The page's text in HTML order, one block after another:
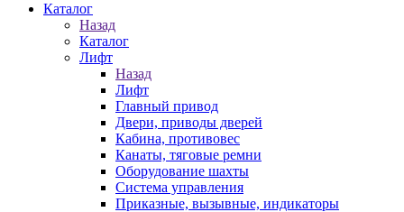
Каталог
Назад
Каталог
Лифт
Назад
Лифт
Главный привод
Двери, приводы дверей
Кабина, противовес
Канаты, тяговые ремни
Оборудование шахты
Система управления
Приказные, вызывные, индикаторы